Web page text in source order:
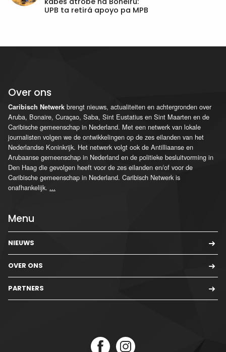
UPB ta retirá apoyo pa MPB
Over ons
Caribisch Netwerk brengt nieuws, actualiteiten en achtergronden over
Aruba, Bonaire, Curaçao, Saba, Sint Eustatius en Sint Maarten en de
Caribische gemeenschap in Nederland. Met een netwerk van lokale
journalisten volgen we de ontwikkelingen op de zes eilanden van het
Nederlandse Koninkrijk. Het netwerk volgt ook de Antilliaanse en
Arubaanse gemeenschap in Nederland en de politieke besluitvorming in
Den Haag die gevolgen heeft voor de zes eilanden en/of voor de
Caribische gemeenschap in Nederland. Caribisch Netwerk is
onafhankelijk. ...
Menu
NIEUWS
OVER ONS
PARTNERS